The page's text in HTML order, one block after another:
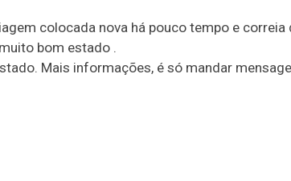
colocada nova há pouco tempo e
bom estado .
Mais informações, é só mandar